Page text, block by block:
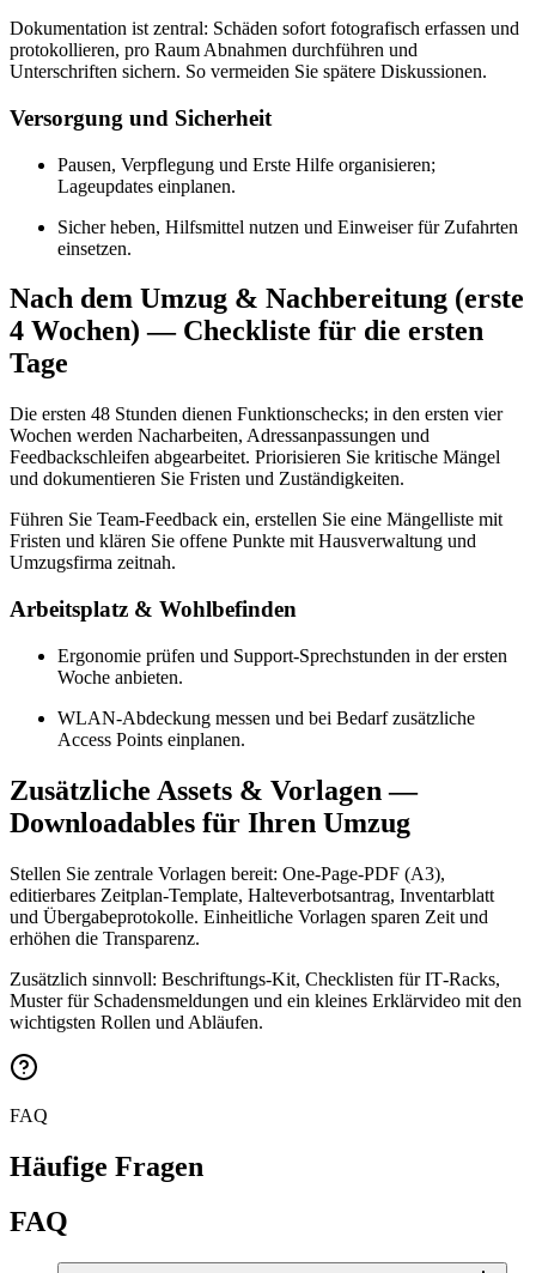
Dokumentation ist zentral: Schäden sofort fotografisch erfassen und
protokollieren, pro Raum Abnahmen durchführen und
Unterschriften sichern. So vermeiden Sie spätere Diskussionen.
Versorgung und Sicherheit
Pausen, Verpflegung und Erste Hilfe organisieren;
Lageupdates einplanen.
Sicher heben, Hilfsmittel nutzen und Einweiser für Zufahrten
einsetzen.
Nach dem Umzug & Nachbereitung (erste
4 Wochen) — Checkliste für die ersten
Tage
Die ersten 48 Stunden dienen Funktionschecks; in den ersten vier
Wochen werden Nacharbeiten, Adressanpassungen und
Feedbackschleifen abgearbeitet. Priorisieren Sie kritische Mängel
und dokumentieren Sie Fristen und Zuständigkeiten.
Führen Sie Team‑Feedback ein, erstellen Sie eine Mängelliste mit
Fristen und klären Sie offene Punkte mit Hausverwaltung und
Umzugsfirma zeitnah.
Arbeitsplatz & Wohlbefinden
Ergonomie prüfen und Support‑Sprechstunden in der ersten
Woche anbieten.
WLAN‑Abdeckung messen und bei Bedarf zusätzliche
Access Points einplanen.
Zusätzliche Assets & Vorlagen —
Downloadables für Ihren Umzug
Stellen Sie zentrale Vorlagen bereit: One‑Page‑PDF (A3),
editierbares Zeitplan‑Template, Halteverbotsantrag, Inventarblatt
und Übergabeprotokolle. Einheitliche Vorlagen sparen Zeit und
erhöhen die Transparenz.
Zusätzlich sinnvoll: Beschriftungs‑Kit, Checklisten für IT‑Racks,
Muster für Schadensmeldungen und ein kleines Erklärvideo mit den
wichtigsten Rollen und Abläufen.
FAQ
Häufige Fragen
FAQ